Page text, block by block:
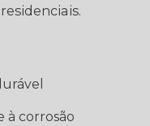
à corrosão